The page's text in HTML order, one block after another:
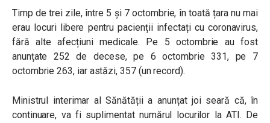
Timp de trei zile, între 5 și 7 octombrie, în toată țara nu mai
erau locuri libere pentru pacienții infectați cu coronavirus,
fără alte afecțiuni medicale. Pe 5 octombrie au fost
anunțate 252 de decese, pe 6 octombrie 331, pe 7
octombrie 263, iar astăzi, 357 (un record).
Ministrul interimar al Sănătății a anunțat joi seară că, în
continuare, va fi suplimentat numărul locurilor la ATI. De